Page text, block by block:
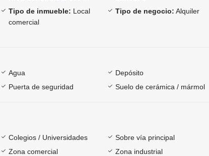
Tipo de inmueble: Local
comercial
Tipo de negocio: Alquiler
Agua
Depósito
Puerta de seguridad Suelo de cerámica / mármol
Colegios / Universidades
Sobre vía principal
Zona comercial
Zona industrial